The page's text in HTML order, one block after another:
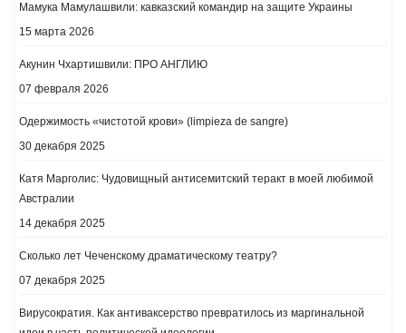
Мамука Мамулашвили: кавказский командир на защите Украины
15 марта 2026
Акунин Чхартишвили: ПРО АНГЛИЮ
07 февраля 2026
Одержимость «чистотой крови» (limpieza de sangre)
30 декабря 2025
Катя Марголис: Чудовищный антисемитский теракт в моей любимой
Австралии
14 декабря 2025
Сколько лет Чеченскому драматическому театру?
07 декабря 2025
Вирусократия. Как антиваксерство превратилось из маргинальной